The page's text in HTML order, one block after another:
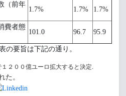
（前年
1.7% 1.7% 1.7%
費者態
101.0 96.7 95.9
の要旨は下記の通り。
２００億ユーロ拡大すると決定.
た。